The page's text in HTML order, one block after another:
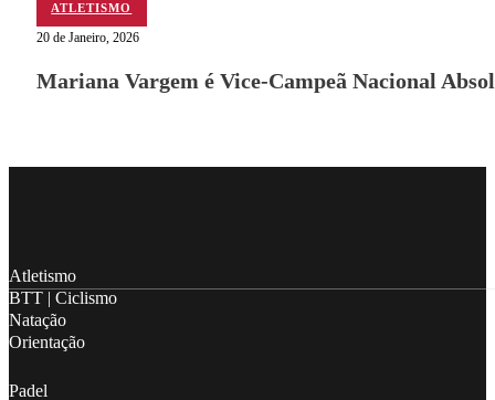
ATLETISMO
20 de Janeiro, 2026
Mariana Vargem é Vice-Campeã Nacional
Atletismo
BTT | Ciclismo
Natação
Orientação
Padel